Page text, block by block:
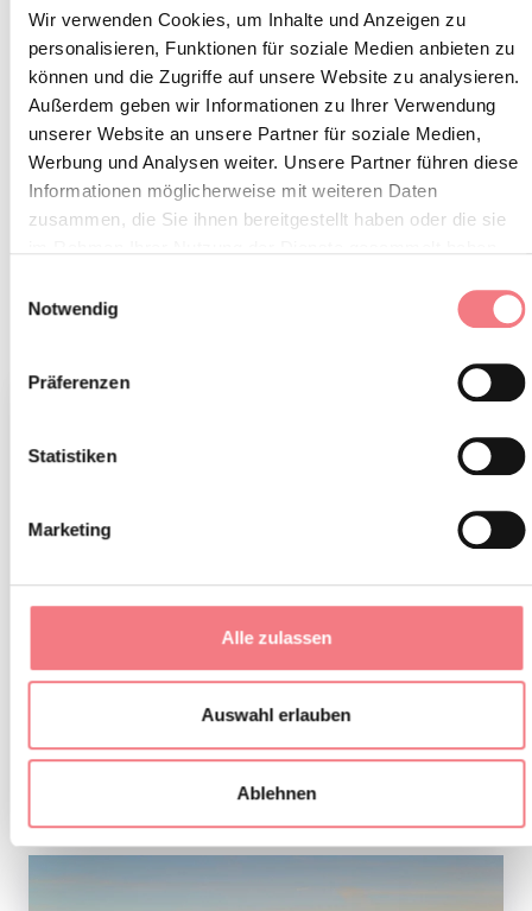
Wir verwenden Cookies, um Inhalte und Anzeigen zu
personalisieren, Funktionen für soziale Medien anbieten zu
können und die Zugriffe auf unsere Website zu analysieren.
Außerdem geben wir Informationen zu Ihrer Verwendung
unserer Website an unsere Partner für soziale Medien,
Werbung und Analysen weiter. Unsere Partner führen diese
Informationen möglicherweise mit weiteren Daten
zusammen, die Sie ihnen bereitgestellt haben oder die sie
Notwendig
Präferenzen
Statistiken
Marketing
Alle zulassen
Auswahl erlauben
Ablehnen
BELLUNO
Am Tor zum Dolomitenpark von Belluno gelegen, ist die
„leuchtende Stadt“ eine Perle der Kultur, Kunst und
MEHR SEHEN